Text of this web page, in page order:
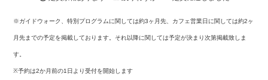
※ガイドウォーク、特別プログラムに関しては約3ヶ月先、カフェ営業日に関しては約2ヶ
月先までの予定を掲載しております。それ以降に関しては予定が決まり次第掲載致しま
す。
※予約は2か月前の1日より受付を開始します